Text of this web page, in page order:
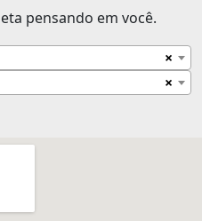
pensando em você.
×
×